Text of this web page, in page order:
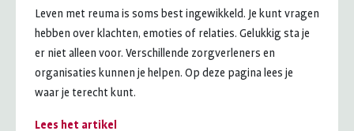
Leven met reuma is soms best ingewikkeld. Je kunt vragen
hebben over klachten, emoties of relaties. Gelukkig sta je
er niet alleen voor. Verschillende zorgverleners en
organisaties kunnen je helpen. Op deze pagina lees je
waar je terecht kunt.
Lees het artikel